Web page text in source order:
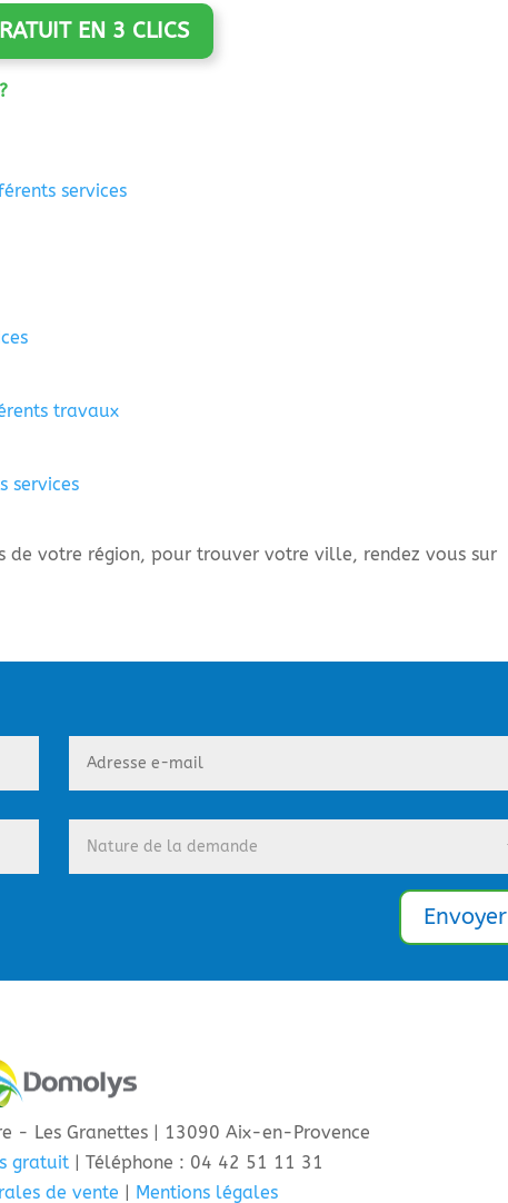
EN 3 CLICS
services
travaux
services
de votre région, pour trouver votre ville, rendez vous sur
Envoyer
- Les Granettes | 13090 Aix-en-Provence
gratuit | Téléphone : 04 42 51 11 31
de vente | Mentions légales